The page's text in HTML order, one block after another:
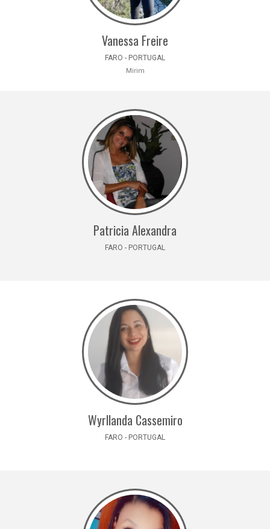
Vanessa Freire
FARO - PORTUGAL
Mirim
Patricia Alexandra
FARO - PORTUGAL
Wyrllanda Cassemiro
FARO - PORTUGAL